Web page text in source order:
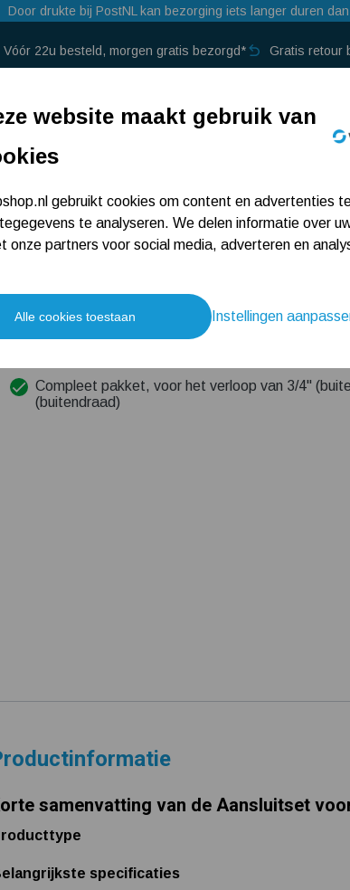
Door drukte bij PostNL kan bezorging iets langer duren
Vóór 22u besteld, morgen gratis bezorgd* Gratis retour
→
Aansluitset voor verloop
buitendraad
Compleet pakket, voor het verloop van 3/4"
(buitendraad)
samenvatting van de Aansluitset
specificaties
website maakt gebruik van
gebruikt cookies om content en advertenties
te analyseren. We delen informatie over
onze partners voor social media, adverteren en
Alle cookies toestaan Instellingen